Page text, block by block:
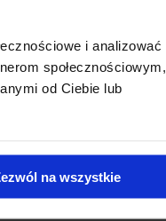
i analizować
społecznościowym,
od Ciebie lub
na wszystkie